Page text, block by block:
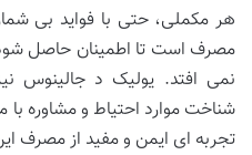
هر مکملی، حتی با فواید بی
مصرف است تا اطمینان حاصل
نمی افتد. یولیک د جالینوس
شناخت موارد احتیاط و مشاوره
تجربه ای ایمن و مفید از مصرف